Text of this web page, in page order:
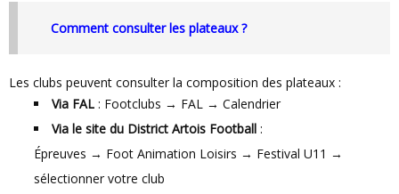
Comment consulter les plateaux ?
Les clubs peuvent consulter la composition des plateaux :
Via FAL : Footclubs → FAL → Calendrier
Via le site du District Artois Football :
Épreuves → Foot Animation Loisirs → Festival U11 →
sélectionner votre club